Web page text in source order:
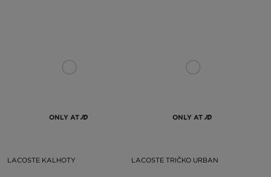
ONLY AT
LACOSTE KALHOTY
ONLY AT
LACOSTE TRIČKO URBAN